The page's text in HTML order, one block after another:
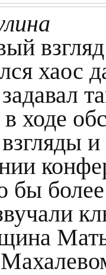
хаос
ходе
бы